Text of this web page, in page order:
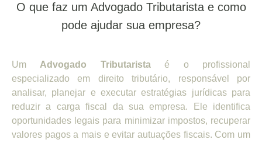
O que faz um Advogado Tributarista e como
pode ajudar sua empresa?
Um Advogado Tributaristaé o profissional
especializado em direito tributário, responsável por
analisar, planejar e executar estratégias jurídicas para
reduzir a carga fiscal da sua empresa. Ele identifica
oportunidades legais para minimizar impostos, recuperar
valores pagos a mais e evitar autuações fiscais. Com um